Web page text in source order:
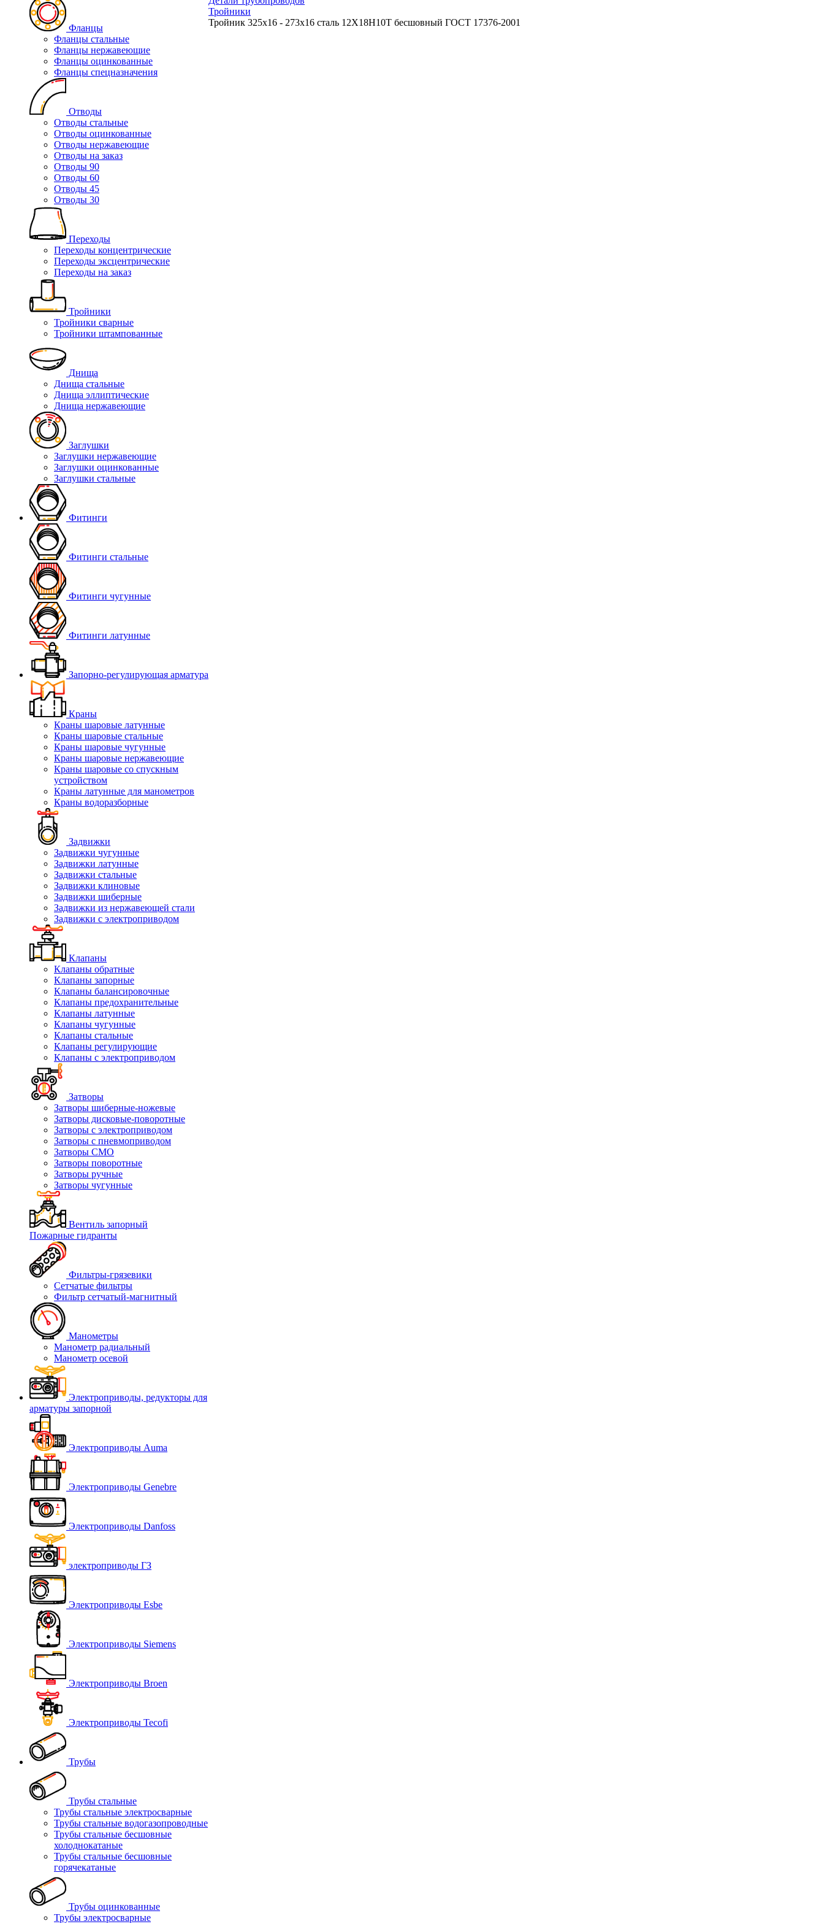
Фланцы
Фланцы стальные
Фланцы нержавеющие
Фланцы оцинкованные
Фланцы спецназначения
Отводы
Отводы стальные
Отводы оцинкованные
Отводы нержавеющие
Отводы на заказ
Отводы 90
Отводы 60
Отводы 45
Отводы 30
Переходы
Переходы концентрические
Переходы эксцентрические
Переходы на заказ
Тройники
Тройники сварные
Тройники штампованные
Днища
Днища стальные
Днища эллиптические
Днища нержавеющие
Заглушки
Заглушки нержавеющие
Заглушки оцинкованные
Заглушки стальные
Фитинги
Фитинги стальные
Фитинги чугунные
Фитинги латунные
Запорно-регулирующая арматура
Краны
Краны шаровые латунные
Краны шаровые стальные
Краны шаровые чугунные
Краны шаровые нержавеющие
Краны шаровые со спускным
устройством
Краны латунные для манометров
Краны водоразборные
Задвижки
Задвижки чугунные
Задвижки латунные
Задвижки стальные
Задвижки клиновые
Задвижки шиберные
Задвижки из нержавеющей стали
Задвижки с электроприводом
Клапаны
Клапаны обратные
Клапаны запорные
Клапаны балансировочные
Клапаны предохранительные
Клапаны латунные
Клапаны чугунные
Клапаны стальные
Клапаны регулирующие
Клапаны с электроприводом
Затворы
Затворы шиберные-ножевые
Затворы дисковые-поворотные
Затворы с электроприводом
Затворы с пневмоприводом
Затворы СМО
Затворы поворотные
Затворы ручные
Затворы чугунные
Вентиль запорный
Пожарные гидранты
Фильтры-грязевики
Сетчатые фильтры
Фильтр сетчатый-магнитный
Манометры
Манометр радиальный
Манометр осевой
Электроприводы, редукторы для
арматуры запорной
Электроприводы Auma
Электроприводы Genebre
Электроприводы Danfoss
электроприводы ГЗ
Электроприводы Esbe
Электроприводы Siemens
Электроприводы Broen
Электроприводы Tecofi
Трубы
Трубы стальные
Трубы стальные электросварные
Трубы стальные водогазопроводные
Трубы стальные бесшовные
холоднокатаные
Трубы стальные бесшовные
горячекатаные
Трубы оцинкованные
Трубы электросварные
Тройники
Тройник 325х16 - 273х16 сталь 12Х18Н10Т бесшовный ГОСТ 17376-2001